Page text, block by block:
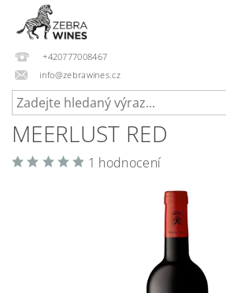
+420777008467
info@zebrawines.cz
MEERLUST RED
1 hodnocení